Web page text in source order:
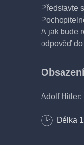
Představte
A jak bude
odpověď
Obsazení
Adolf Hitler:
VeraDélka